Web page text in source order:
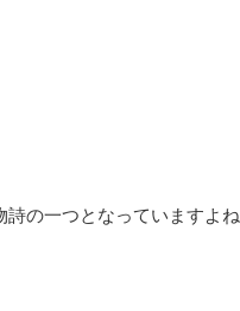
の一つとなっていますよね